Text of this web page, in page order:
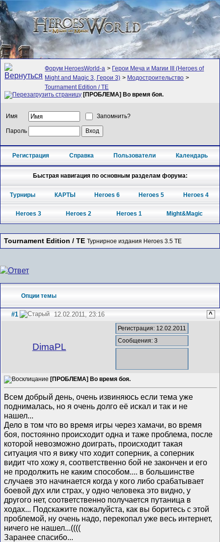
Форум HeroesWorld-а > Герои Меча и Магии III (Heroes of
Might and Magic 3, Герои 3) > Модостроительство >
Tournament Edition / TE
[ПРОБЛЕМА] Во время боя.
Имя Запомнить?
Пароль
Регистрация Справка Пользователи Календарь
Быстрая навигация по основным разделам форума:
Турниры КАРТЫ Heroes 6 Heroes 5 Heroes 4
Heroes 3 Heroes 2 Heroes 1 Might&Magic
Tournament Edition / TE Турнирное издания Heroes 3.5 TE
Опции темы
#1 12.02.2011, 23:16 ^
DimaPL
Регистрация: 12.02.2011
Сообщения: 3
[ПРОБЛЕМА] Во время боя.
Всем добрый день, очень извиняюсь если тема уже
поднималась, но я очень долго её искал и так и не
нашел...
Дело в том что во время игры через хамачи, во время
боя, постоянно происходит одна и таже проблема, после
которой невозможно доиграть, происходит такая
ситуация что я вижу что ходит соперник, а соперник
видит что хожу я, соответственно бой не закончен и его
не продолжить не каким способом.... в большинстве
случаев это начинается когда у кого либо срабатывает
боевой дух или страх, у одно человека это видно, у
другого нет, соответственно получается путаница в
ходах... Подскажите пожалуйста, как вы боритесь с этой
проблемой, ну очень надо, перекопал уже весь интернет,
ничего не нашел...((((
Заранее спасибо...